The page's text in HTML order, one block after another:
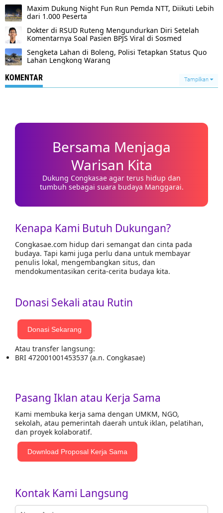
Maxim Dukung Night Fun Run Pemda NTT, Diikuti Lebih
dari 1.000 Peserta
Dokter di RSUD Ruteng Mengundurkan Diri Setelah
Komentarnya Soal Pasien BPJS Viral di Sosmed
Sengketa Lahan di Boleng, Polisi Tetapkan Status Quo
Lahan Lengkong Warang
KOMENTAR
Tampilkan
Bersama Menjaga
Warisan Kita
Dukung Congkasae agar terus hidup dan
tumbuh sebagai suara budaya Manggarai.
Kenapa Kami Butuh Dukungan?
Congkasae.com hidup dari semangat dan cinta pada
budaya. Tapi kami juga perlu dana untuk membayar
penulis lokal, mengembangkan situs, dan
mendokumentasikan cerita-cerita budaya kita.
Donasi Sekali atau Rutin
Donasi Sekarang
Atau transfer langsung:
BRI 472001001453537 (a.n. Congkasae)
Pasang Iklan atau Kerja Sama
Kami membuka kerja sama dengan UMKM, NGO,
sekolah, atau pemerintah daerah untuk iklan, pelatihan,
dan proyek kolaboratif.
Download Proposal Kerja Sama
Kontak Kami Langsung